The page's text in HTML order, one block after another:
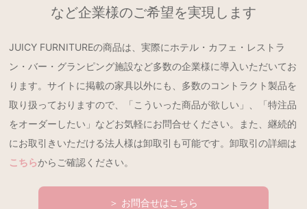
など企業様のご希望を実現します
JUICY FURNITUREの商品は、実際にホテル・カフェ・レストラ
ン・バー・グランピング施設など多数の企業様に導入いただいてお
ります。サイトに掲載の家具以外にも、多数のコントラクト製品を
取り扱っておりますので、「こういった商品が欲しい」、「特注品
をオーダーしたい」などお気軽にお問合せください。また、継続的
にお取引きいただける法人様は卸取引も可能です。卸取引の詳細は
こちらからご確認ください。
＞ お問合せはこちら